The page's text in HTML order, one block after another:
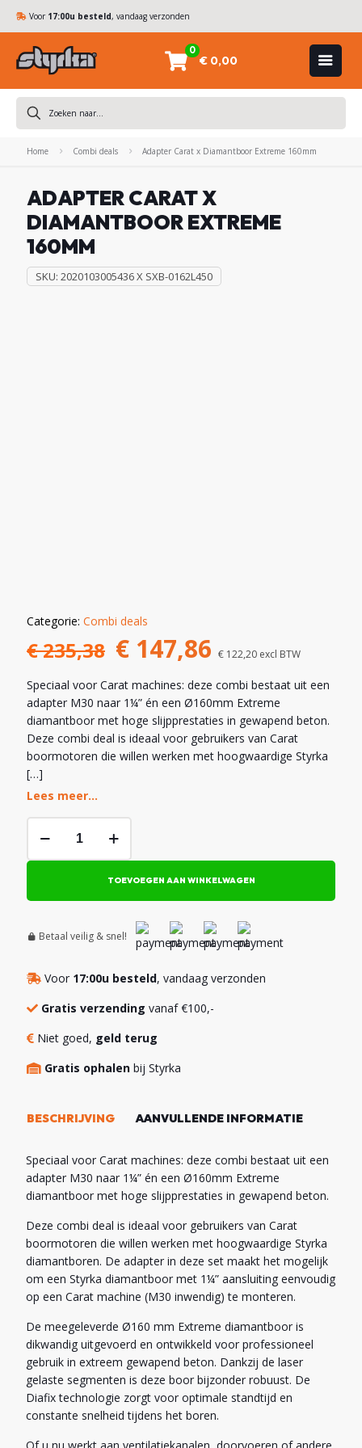
Voor 17:00u besteld, vandaag verzonden
0
€ 0,00
Home Combi deals Adapter Carat x Diamantboor Extreme 160mm
ADAPTER CARAT X
DIAMANTBOOR EXTREME
160MM
SKU: 2020103005436 X SXB-0162L450
Categorie: Combi deals
€235,38 Oorspronkelijke
prijs
was:
€ 235,38.
€ 147,86 Huidige
prijs
is:
€ 147,86.
€ 122,20 excl BTW
Speciaal voor Carat machines: deze combi bestaat uit een
adapter M30 naar 1¼” én een Ø160mm Extreme
diamantboor met hoge slijpprestaties in gewapend beton.
Deze combi deal is ideaal voor gebruikers van Carat
boormotoren die willen werken met hoogwaardige Styrka
[…]
Lees meer...
Adapter
Carat
x
Extreme
aantal
TOEVOEGEN AAN WINKELWAGEN
Betaal veilig & snel!
Voor 17:00u besteld, vandaag verzonden
Gratis verzending vanaf €100,-
Niet goed, geld terug
Gratis ophalen bij Styrka
BESCHRIJVING AANVULLENDE INFORMATIE
Speciaal voor Carat machines: deze combi bestaat uit een
adapter M30 naar 1¼” én een Ø160mm Extreme
diamantboor met hoge slijpprestaties in gewapend beton.
Deze combi deal is ideaal voor gebruikers van Carat
boormotoren die willen werken met hoogwaardige Styrka
diamantboren. De adapter in deze set maakt het mogelijk
om een Styrka diamantboor met 1¼” aansluiting eenvoudig
op een Carat machine (M30 inwendig) te monteren.
De meegeleverde Ø160 mm Extreme diamantboor is
dikwandig uitgevoerd en ontwikkeld voor professioneel
gebruik in extreem gewapend beton. Dankzij de laser
gelaste segmenten is deze boor bijzonder robuust. De
Diafix technologie zorgt voor optimale standtijd en
constante snelheid tijdens het boren.
ZAAGBLADEN
KOMSCHIJVEN
HAMERBOREN
& BEITELS